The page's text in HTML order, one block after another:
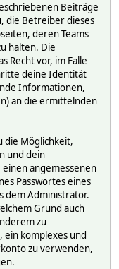
Beiträge
die Betreiber dieses
deren Teams
halten. Die
Recht vor, im Falle
deine Identität
Informationen,
an die ermittelnden
die Möglichkeit,
und dein
angemessenen
Passwortes eines
dem Administrator.
Grund auch
zu
komplexes und
zu verwenden,